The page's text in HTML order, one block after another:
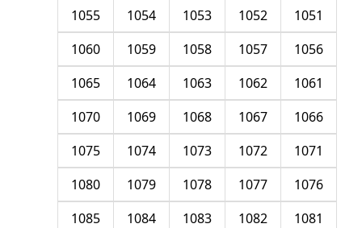
1051
1052
1053
1054
1055
1056
1057
1058
1059
1060
1061
1062
1063
1064
1065
1066
1067
1068
1069
1070
1071
1072
1073
1074
1075
1076
1077
1078
1079
1080
1081
1082
1083
1084
1085